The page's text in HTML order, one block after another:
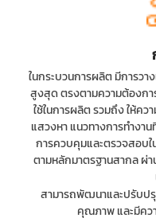
ในกระบวนการผลิต มีการว
สูงสุด ตรงตามความต้องกา
ใช้ในการผลิต รวมถึง ให้ค
แสวงหา แนวทางการทำงา
การควบคุมและตรวจสอบ
ตามหลักมาตรฐานสากล ผ่
สามารถพัฒนาและปรับป
คุณภาพ และมีคว